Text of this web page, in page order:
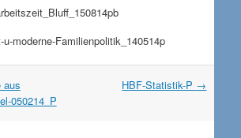
moderne-Familienpolitik_140514p
aus
050214_P
HBF-Statistik-P →